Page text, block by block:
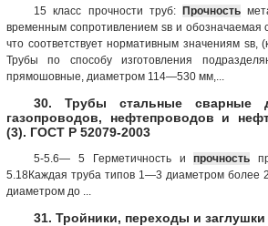
15 класс прочности труб:Прочность
временным сопротивлением sв и обозначаемая
что соответствует нормативным значениям sв,
Трубы по способу изготовления
прямошовные, диаметром 114—530 мм,...
30. Трубы стальные сварные
газопроводов, нефтепроводов и
(3). ГОСТ Р 52079-2003
5-5.6— 5 Герметичность ипрочность
5.18Каждая труба типов 1—3 диаметром более
диаметром до ...
31. Тройники, переходы и заглушки